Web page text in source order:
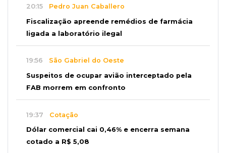
20:15 Pedro Juan Caballero
Fiscalização apreende remédios de farmácia
ligada a laboratório ilegal
19:56 São Gabriel do Oeste
Suspeitos de ocupar avião interceptado pela
FAB morrem em confronto
19:37 Cotação
Dólar comercial cai 0,46% e encerra semana
cotado a R$ 5,08